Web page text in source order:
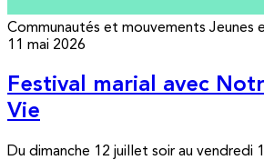
Communautés et mouvements Jeunes
11 mai 2026
Festival marial avec
Vie
Du dimanche 12 juillet soir au vendredi